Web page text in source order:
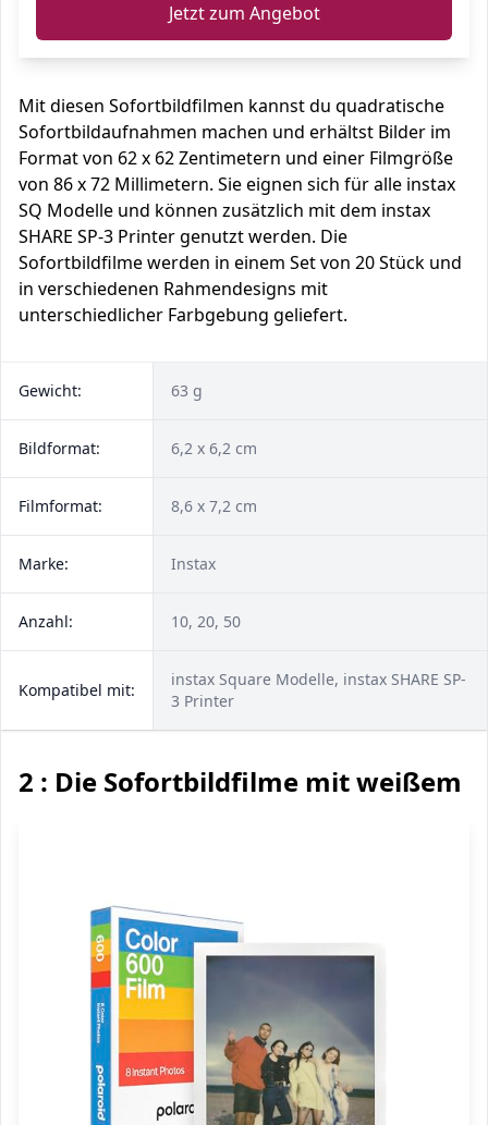
Jetzt zum Angebot
Mit diesen Sofortbildfilmen kannst du quadratische
Sofortbildaufnahmen machen und erhältst Bilder im
Format von 62 x 62 Zentimetern und einer Filmgröße
von 86 x 72 Millimetern. Sie eignen sich für alle instax
SQ Modelle und können zusätzlich mit dem instax
SHARE SP-3 Printer genutzt werden. Die
Sofortbildfilme werden in einem Set von 20 Stück und
in verschiedenen Rahmendesigns mit
unterschiedlicher Farbgebung geliefert.
Gewicht: 63 g
Bildformat: 6,2 x 6,2 cm
Filmformat: 8,6 x 7,2 cm
Marke: Instax
Anzahl: 10, 20, 50
Kompatibel mit:
instax Square Modelle, instax SHARE SP-
3 Printer
2 : Die Sofortbildfilme mit weißem